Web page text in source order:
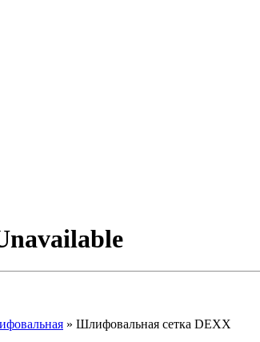
» Шлифовальная сетка DEXX